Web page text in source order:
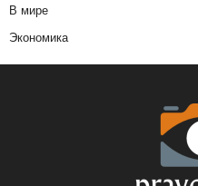
В мире
Экономика